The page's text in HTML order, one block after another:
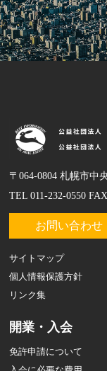
〒064-0804 札幌市中
TEL 011-232-0550
お問い合わせ
サイトマップ
個人情報保護方針
リンク集
開業・入会
免許申請について